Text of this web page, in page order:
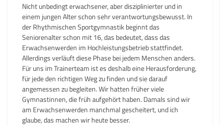
Nicht unbedingt erwachsener, aber disziplinierter und in
einem jungen Alter schon sehr verantwortungsbewusst. In
der Rhythmischen Sportgymnastik beginnt das
Seniorenalter schon mit 16, das bedeutet, dass das
Erwachsenwerden im Hochleistungsbetrieb stattfindet.
Allerdings verläuft diese Phase bei jedem Menschen anders.
Für uns im Trainerteam ist es deshalb eine Herausforderung,
für jede den richtigen Weg zu finden und sie darauf
angemessen zu begleiten. Wir hatten früher viele
Gymnastinnen, die früh aufgehört haben. Damals sind wir
am Erwachsenwerden manchmal gescheitert, und ich
glaube, das machen wir heute besser.